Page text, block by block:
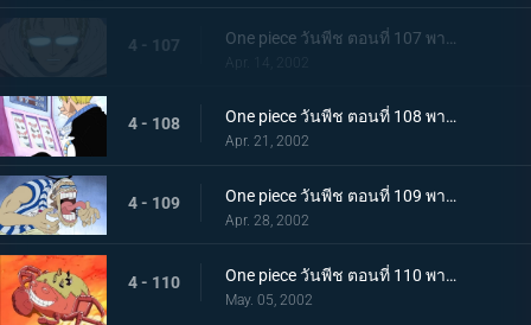
4 - 107
Apr. 14, 2002
4 - 108 One piece วันพีช ตอนที่ 108 พากย์ไทย จระเข้หัวกล้วยจอมโหด ปะทะ มิสเตอร์เจ้าชาย
Apr. 21, 2002
4 - 109 One piece วันพีช ตอนที่ 109 พากย์ไทย กุญแจที่พาไปสู่อิสระ..ลูกบอลเทียนไข
Apr. 28, 2002
4 - 110 One piece วันพีช ตอนที่ 110 พากย์ไทย ศึกชี้ชะตาไร้ความปราณี..ลูฟี่ ปะทะ คร็อกโคไดล์
May. 05, 2002